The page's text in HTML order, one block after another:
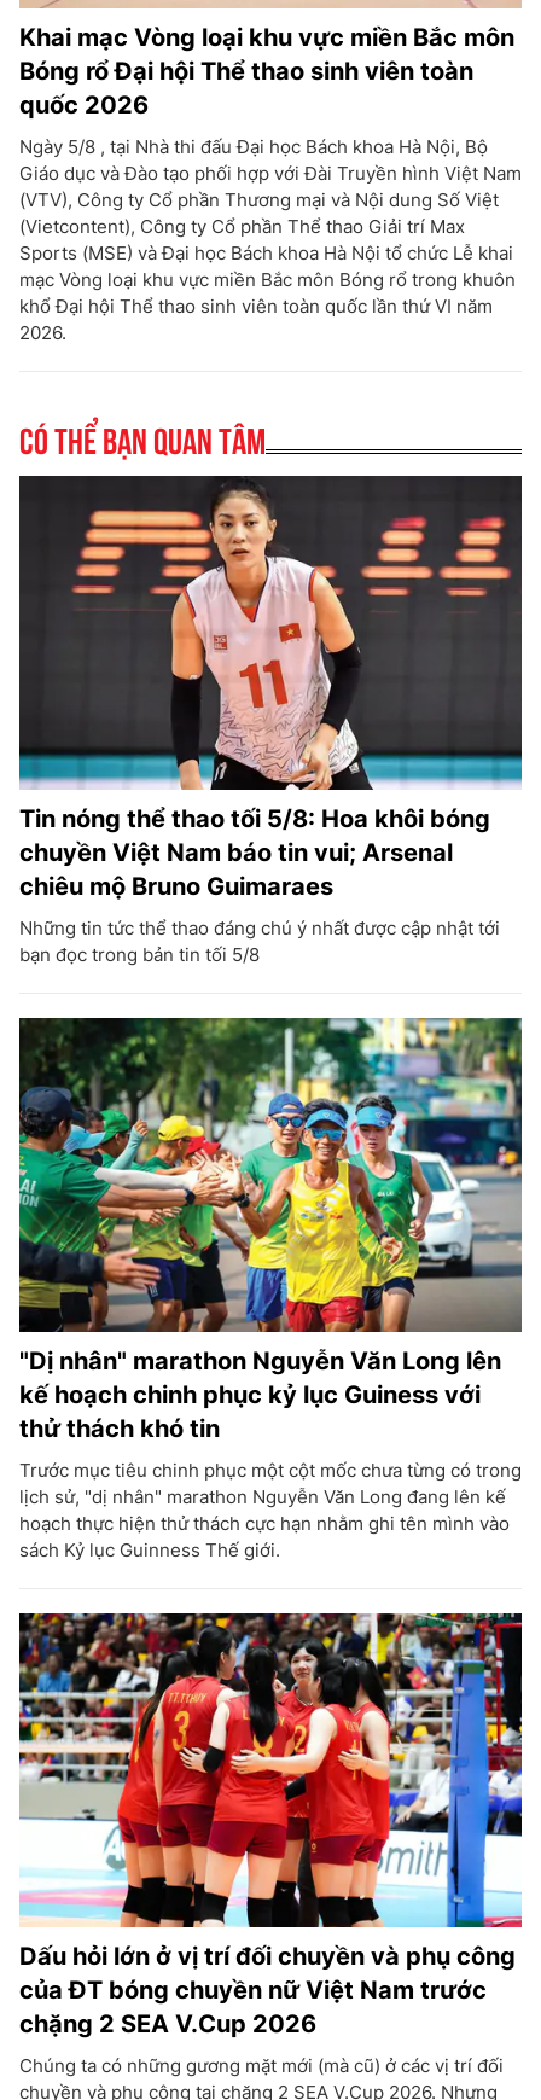
Khai mạc Vòng loại khu vực miền Bắc môn
Bóng rổ Đại hội Thể thao sinh viên toàn
quốc 2026
Ngày 5/8 , tại Nhà thi đấu Đại học Bách khoa Hà Nội, Bộ
Giáo dục và Đào tạo phối hợp với Đài Truyền hình Việt Nam
(VTV), Công ty Cổ phần Thương mại và Nội dung Số Việt
(Vietcontent), Công ty Cổ phần Thể thao Giải trí Max
Sports (MSE) và Đại học Bách khoa Hà Nội tổ chức Lễ khai
mạc Vòng loại khu vực miền Bắc môn Bóng rổ trong khuôn
khổ Đại hội Thể thao sinh viên toàn quốc lần thứ VI năm
2026.
Có thể bạn quan tâm
Tin nóng thể thao tối 5/8: Hoa khôi bóng
chuyền Việt Nam báo tin vui; Arsenal
chiêu mộ Bruno Guimaraes
Những tin tức thể thao đáng chú ý nhất được cập nhật tới
bạn đọc trong bản tin tối 5/8
"Dị nhân" marathon Nguyễn Văn Long lên
kế hoạch chinh phục kỷ lục Guiness với
thử thách khó tin
Trước mục tiêu chinh phục một cột mốc chưa từng có trong
lịch sử, "dị nhân" marathon Nguyễn Văn Long đang lên kế
hoạch thực hiện thử thách cực hạn nhằm ghi tên mình vào
sách Kỷ lục Guinness Thế giới.
Dấu hỏi lớn ở vị trí đối chuyền và phụ công
của ĐT bóng chuyền nữ Việt Nam trước
chặng 2 SEA V.Cup 2026
Chúng ta có những gương mặt mới (mà cũ) ở các vị trí đối
chuyền và phụ công tại chặng 2 SEA V.Cup 2026. Nhưng